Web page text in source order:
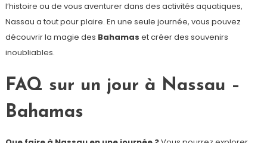
l’histoire ou de vous aventurer dans des activités aquatiques,
Nassau a tout pour plaire. En une seule journée, vous pouvez
découvrir la magie des Bahamas et créer des souvenirs
inoubliables.
FAQ sur un jour à Nassau –
Bahamas